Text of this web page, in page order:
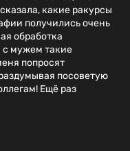
какие ракурсы
получились очень
обработка
мужем такие
попросят
посоветую
Ещё раз